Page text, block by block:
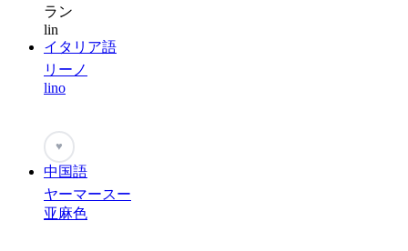
ラン
lin
イタリア語
リーノ
lino
♥
中国語
ヤーマースー
亚麻色